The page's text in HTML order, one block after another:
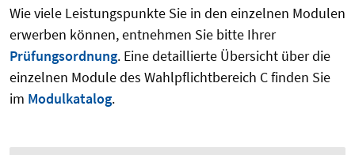
Wie viele Leistungspunkte Sie in den einzelnen Modulen
erwerben können, entnehmen Sie bitte Ihrer
Prüfungsordnung. Eine detaillierte Übersicht über die
einzelnen Module des Wahlpflichtbereich C finden Sie
im Modulkatalog.